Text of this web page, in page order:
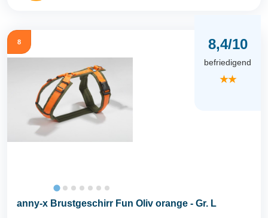
8 8,4/10
befriedigend
★★
anny-x Brustgeschirr Fun Oliv orange - Gr. L